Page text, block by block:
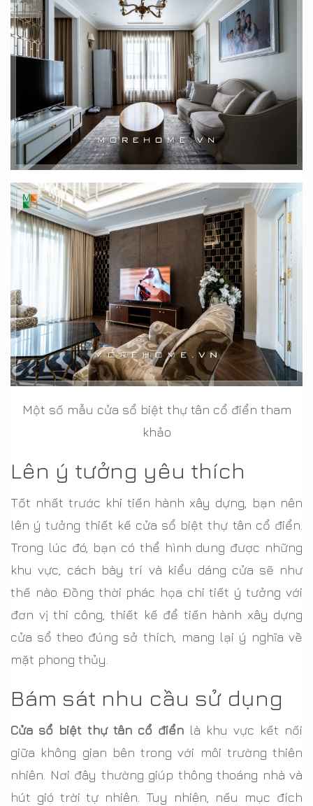
Một số mẫu cửa sổ biệt thự tân cổ điển tham
khảo
Lên ý tưởng yêu thích
Tốt nhất trước khi tiến hành xây dựng, bạn nên
lên ý tưởng thiết kế cửa sổ biệt thự tân cổ điển.
Trong lúc đó, bạn có thể hình dung được những
khu vực, cách bày trí và kiểu dáng cửa sẽ như
thế nào. Đồng thời phác họa chi tiết ý tưởng với
đơn vị thi công, thiết kế để tiến hành xây dựng
cửa sổ theo đúng sở thích, mang lại ý nghĩa về
mặt phong thủy.
Bám sát nhu cầu sử dụng
Cửa sổ biệt thự tân cổ điển là khu vực kết nối
giữa không gian bên trong với môi trường thiên
nhiên. Nơi đây thường giúp thông thoáng nhà và
hút gió trời tự nhiên. Tuy nhiên, nếu mục đích